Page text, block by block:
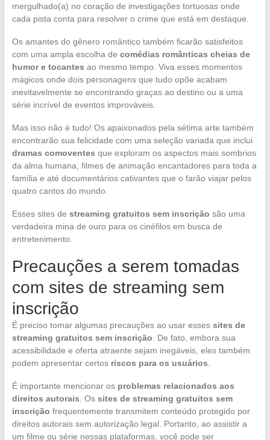
mergulhado(a) no coração de investigações tortuosas onde
cada pista conta para resolver o crime que está em destaque.
Os amantes do gênero romântico também ficarão satisfeitos
com uma ampla escolha de comédias românticas cheias de
humor e tocantes ao mesmo tempo. Viva esses momentos
mágicos onde dois personagens que tudo opõe acabam
inevitavelmente se encontrando graças ao destino ou a uma
série incrível de eventos improváveis.
Mas isso não é tudo! Os apaixonados pela sétima arte também
encontrarão sua felicidade com uma seleção variada que inclui
dramas comoventes que exploram os aspectos mais sombrios
da alma humana, filmes de animação encantadores para toda a
família e até documentários cativantes que o farão viajar pelos
quatro cantos do mundo.
Esses sites de streaming gratuitos sem inscrição são uma
verdadeira mina de ouro para os cinéfilos em busca de
entretenimento.
Precauções a serem tomadas
com sites de streaming sem
inscrição
É preciso tomar algumas precauções ao usar esses sites de
streaming gratuitos sem inscrição . De fato, embora sua
acessibilidade e oferta atraente sejam inegáveis, eles também
podem apresentar certos riscos para os usuários
É importante mencionar os problemas relacionados aos
direitos autorais . Os sites de streaming gratuitos sem
inscrição frequentemente transmitem conteúdo protegido por
direitos autorais sem autorização legal. Portanto, ao assistir a
um filme ou série nessas plataformas, você pode ser